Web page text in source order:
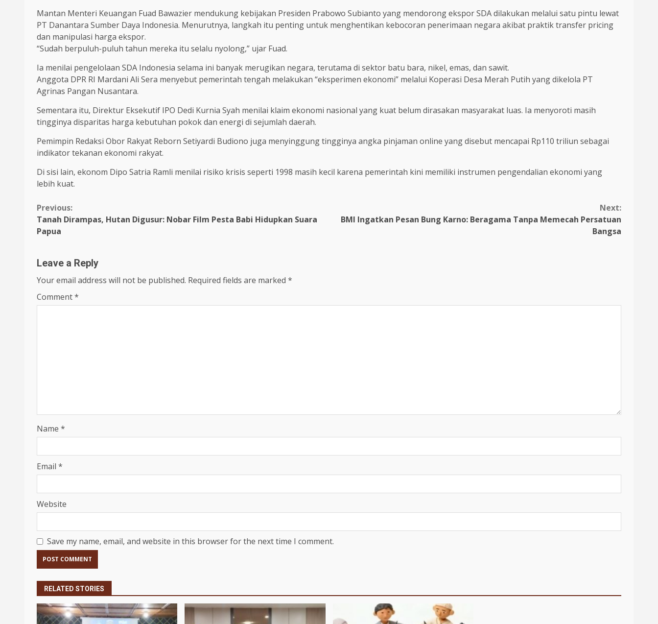
Mantan Menteri Keuangan Fuad Bawazier mendukung kebijakan Presiden Prabowo Subianto yang mendorong ekspor SDA dilakukan melalui satu pintu lewat
PT Danantara Sumber Daya Indonesia. Menurutnya, langkah itu penting untuk menghentikan kebocoran penerimaan negara akibat praktik transfer pricing
dan manipulasi harga ekspor.
“Sudah berpuluh-puluh tahun mereka itu selalu nyolong,” ujar Fuad.
Ia menilai pengelolaan SDA Indonesia selama ini banyak merugikan negara, terutama di sektor batu bara, nikel, emas, dan sawit.
Anggota DPR RI Mardani Ali Sera menyebut pemerintah tengah melakukan “eksperimen ekonomi” melalui Koperasi Desa Merah Putih yang dikelola PT
Agrinas Pangan Nusantara.
Sementara itu, Direktur Eksekutif IPO Dedi Kurnia Syah menilai klaim ekonomi nasional yang kuat belum dirasakan masyarakat luas. Ia menyoroti masih
tingginya disparitas harga kebutuhan pokok dan energi di sejumlah daerah.
Pemimpin Redaksi Obor Rakyat Reborn Setiyardi Budiono juga menyinggung tingginya angka pinjaman online yang disebut mencapai Rp110 triliun sebagai
indikator tekanan ekonomi rakyat.
Di sisi lain, ekonom Dipo Satria Ramli menilai risiko krisis seperti 1998 masih kecil karena pemerintah kini memiliki instrumen pengendalian ekonomi yang
lebih kuat.
Continue
Reading
Previous:
Tanah Dirampas, Hutan Digusur: Nobar Film Pesta Babi Hidupkan Suara
Papua
Next:
BMI Ingatkan Pesan Bung Karno: Beragama Tanpa Memecah Persatuan
Bangsa
Leave a Reply
Your email address will not be published. Required fields are marked *
Comment*
Name *
Email *
Website
Save my name, email, and website in this browser for the next time I comment.
RELATED STORIES